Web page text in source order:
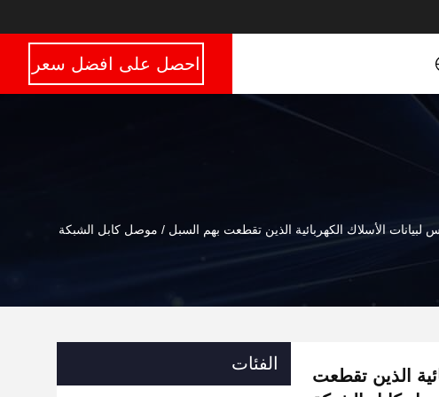
احصل على افضل سعر
لبيانات الأسلاك الكهربائية الذين تقطعت بهم السبل / موصل كابل الشبكة
الذين تقطعت
الفئات